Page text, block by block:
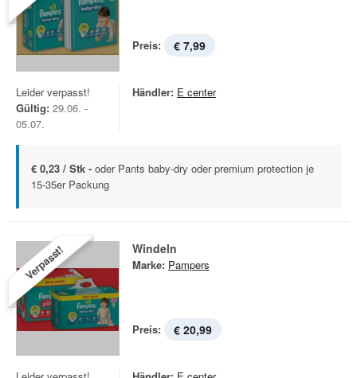
Preis: € 7,99
Leider verpasst!
Gültig: 29.06. -
05.07.
Händler: E center
€ 0,23 / Stk - oder Pants baby-dry oder premium protection je
15-35er Packung
Verpasst! Windeln
Marke: Pampers
Preis: € 20,99